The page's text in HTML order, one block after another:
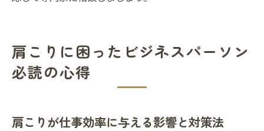
肩こりに困ったビジネスパーソン
必読の心得
肩こりが仕事効率に与える影響と対策法